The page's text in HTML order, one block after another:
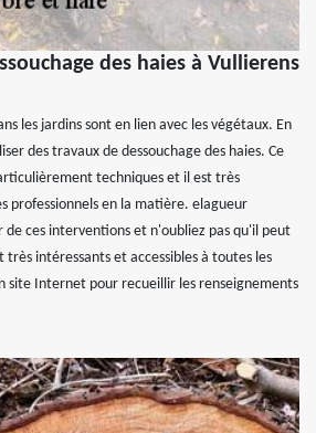
des haies à Vullierens
les jardins sont en lien avec les végétaux. En
des travaux de dessouchage des haies. Ce
techniques et il est très
professionnels en la matière. elagueur
de ces interventions et n'oubliez pas qu'il peut
très intéressants et accessibles à toutes les
site Internet pour recueillir les renseignements